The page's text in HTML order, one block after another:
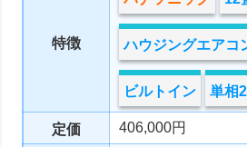
特徴 ハウジングエアコ
ビルトイン 単相
定価 406,000円